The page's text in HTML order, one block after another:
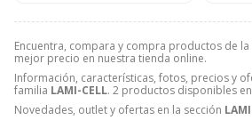
Encuentra, compara y compra productos de la
mejor precio en nuestra tienda online.
Información, características, fotos, precios y
familia LAMI-CELL. 2 productos disponibles
Novedades, outlet y ofertas en la sección